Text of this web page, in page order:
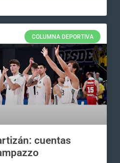
COLUMNA DEPORTIVA
cuentas